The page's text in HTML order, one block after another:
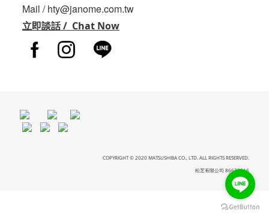
Mail / hty@janome.com.tw
立即談話 / Chat Now
COPYRIGHT © 2020 MATSUSHIBA CO., LTD. ALL RIGHTS RESERVED.
松芝有限公司 86633216